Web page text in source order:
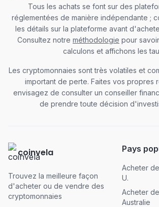
Tous les achats se font sur des
réglementées de manière indépendante ;
les détails sur la plateforme avant
Consultez notre méthodologie pour
calculons et affichons les
Les cryptomonnaies sont très volatiles et
important de perte. Faites vos propres
envisagez de consulter un conseiller
de prendre toute décision
coinvela
Trouvez la meilleure façon
d'acheter ou de vendre des
cryptomonnaies
Pays
Acheter
U.
Acheter
Australie